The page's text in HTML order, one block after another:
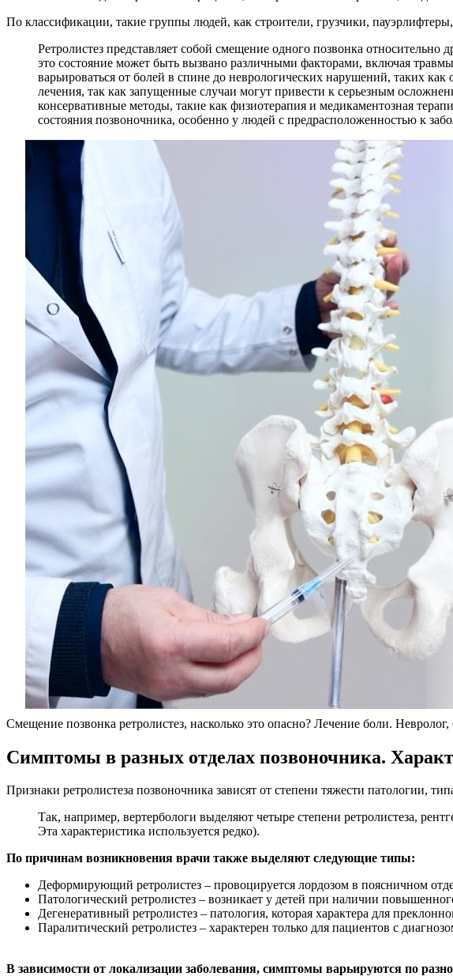
По классификации, такие группы людей, как строители, грузчики,
Ретролистез представляет собой смещение одного позвонка
это состояние может быть вызвано различными факторами, включая
варьироваться от болей в спине до неврологических нарушений, таких
лечения, так как запущенные случаи могут привести к серьезным
консервативные методы, такие как физиотерапия и медикаментозная
состояния позвоночника, особенно у людей с предрасположенностью к
Смещение позвонка ретролистез, насколько это опасно? Лечение боли.
Симптомы в разных отделах позвоночника.
Признаки ретролистеза позвоночника зависят от степени тяжести патологии,
Так, например, вертербологи выделяют четыре степени ретролистеза,
Эта характеристика используется редко).
По причинам возникновения врачи также выделяют следующие типы:
Деформирующий ретролистез – провоцируется лордозом в поясничном
Патологический ретролистез – возникает у детей при наличии
Дегенеративный ретролистез – патология, которая характера для
Паралитический ретролистез – характерен только для пациентов с
В зависимости от локализации заболевания, симптомы варьируются по